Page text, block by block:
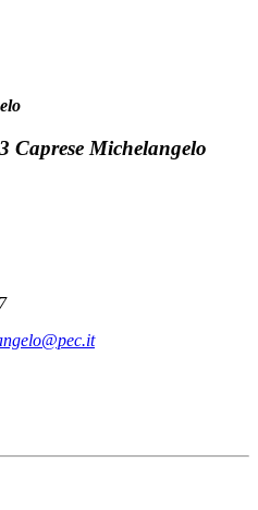
Caprese Michelangelo